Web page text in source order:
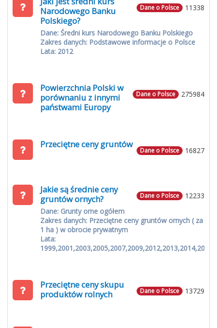
11338
Dane o Polsce
Narodowego Banku
Polskiego?
Dane: Średni kurs Narodowego Banku Polskiego
Zakres danych: Podstawowe informacje o Polsce
Lata: 2012
275984
Dane o Polsce
Powierzchnia Polski w
porównaniu z innymi
państwami Europy
16827
Dane o Polsce
Przeciętne ceny gruntów
12233
Dane o Polsce
Jakie są średnie ceny
gruntów ornych?
Dane: Grunty orne ogółem
Zakres danych: Przeciętne ceny gruntów ornych ( za
1 ha ) w obrocie prywatnym
Lata:
1999,2001,2003,2005,2007,2009,2012,2013,2014,2015
13729
Dane o Polsce
Przeciętne ceny skupu
produktów rolnych